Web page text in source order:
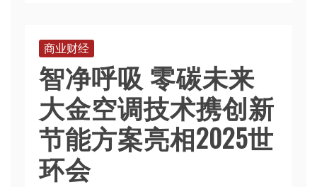
商业财经
智净呼吸 零碳未来
大金空调技术携创新
节能方案亮相2025世
环会